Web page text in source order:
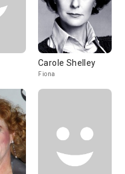
Carole Shelley
Fiona